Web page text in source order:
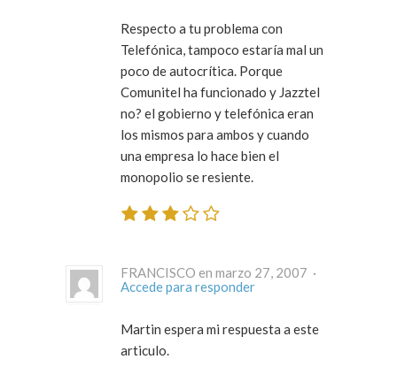
Respecto a tu problema con
Telefónica, tampoco estaría mal un
poco de autocrítica. Porque
Comunitel ha funcionado y Jazztel
no? el gobierno y telefónica eran
los mismos para ambos y cuando
una empresa lo hace bien el
monopolio se resiente.
FRANCISCO en marzo 27, 2007 ·
Accede para responder
Martin espera mi respuesta a este
articulo.